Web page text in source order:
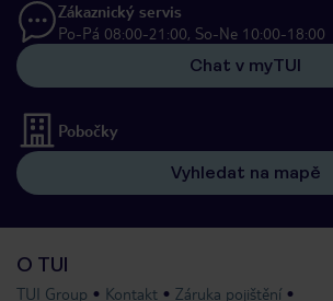
Zákaznický servis
Po-Pá 08:00-21:00, So-Ne 10:00-18:00
Chat v myTUI
Pobočky
Vyhledat na mapě
O TUI
TUI Group Kontakt Záruka pojištění